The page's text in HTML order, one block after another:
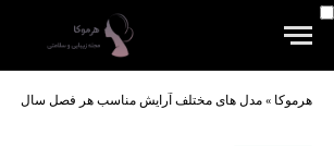
هرموکا » مدل های مختلف آرایش مناسب هر فصل سال